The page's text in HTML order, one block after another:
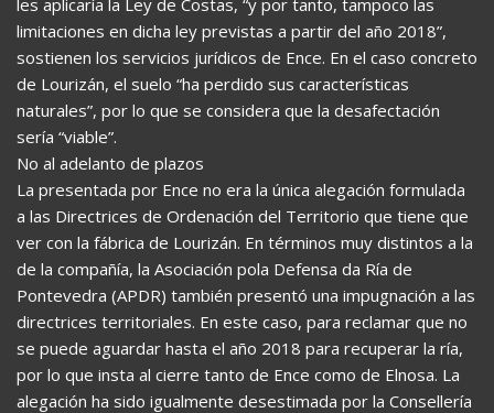
les aplicaría la Ley de Costas, “y por tanto, tampoco las
limitaciones en dicha ley previstas a partir del año 2018”,
sostienen los servicios jurídicos de Ence. En el caso concreto
de Lourizán, el suelo “ha perdido sus características
naturales”, por lo que se considera que la desafectación
sería “viable”.
No al adelanto de plazos
La presentada por Ence no era la única alegación formulada
a las Directrices de Ordenación del Territorio que tiene que
ver con la fábrica de Lourizán. En términos muy distintos a la
de la compañía, la Asociación pola Defensa da Ría de
Pontevedra (APDR) también presentó una impugnación a las
directrices territoriales. En este caso, para reclamar que no
se puede aguardar hasta el año 2018 para recuperar la ría,
por lo que insta al cierre tanto de Ence como de Elnosa. La
alegación ha sido igualmente desestimada por la Consellería